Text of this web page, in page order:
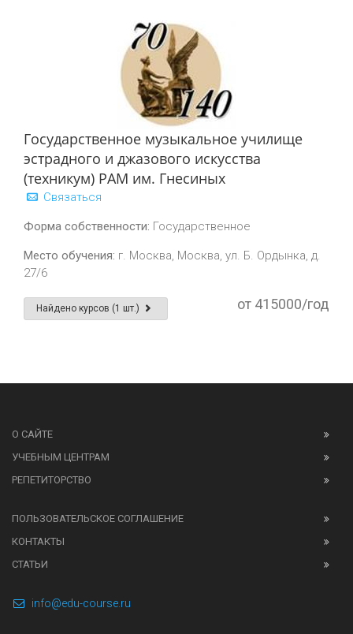
Государственное музыкальное училище
эстрадного и джазового искусства
(техникум) РАМ им. Гнесиных
Связаться
Форма собственности: Государственное
Место обучения: г. Москва, Москва, ул. Б. Ордынка, д.
27/6
Найдено курсов (1 шт.) от 415000/год
О САЙТЕ
УЧЕБНЫМ ЦЕНТРАМ
РЕПЕТИТОРСТВО
ПОЛЬЗОВАТЕЛЬСКОЕ СОГЛАШЕНИЕ
КОНТАКТЫ
СТАТЬИ
info@edu-course.ru